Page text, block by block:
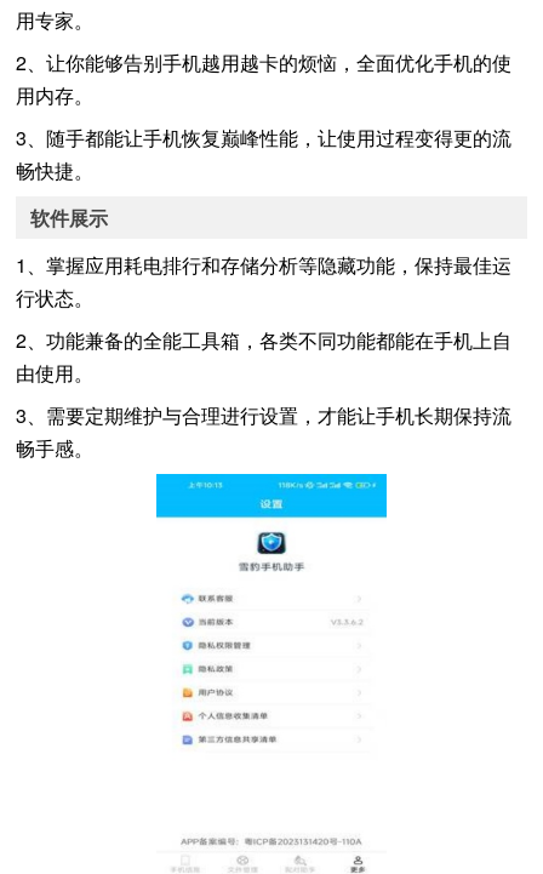
用专家。
2、让你能够告别手机越用越卡的烦恼，全面优化手机的使
用内存。
3、随手都能让手机恢复巅峰性能，让使用过程变得更的流
畅快捷。
软件展示
1、掌握应用耗电排行和存储分析等隐藏功能，保持最佳运
行状态。
2、功能兼备的全能工具箱，各类不同功能都能在手机上自
由使用。
3、需要定期维护与合理进行设置，才能让手机长期保持流
畅手感。